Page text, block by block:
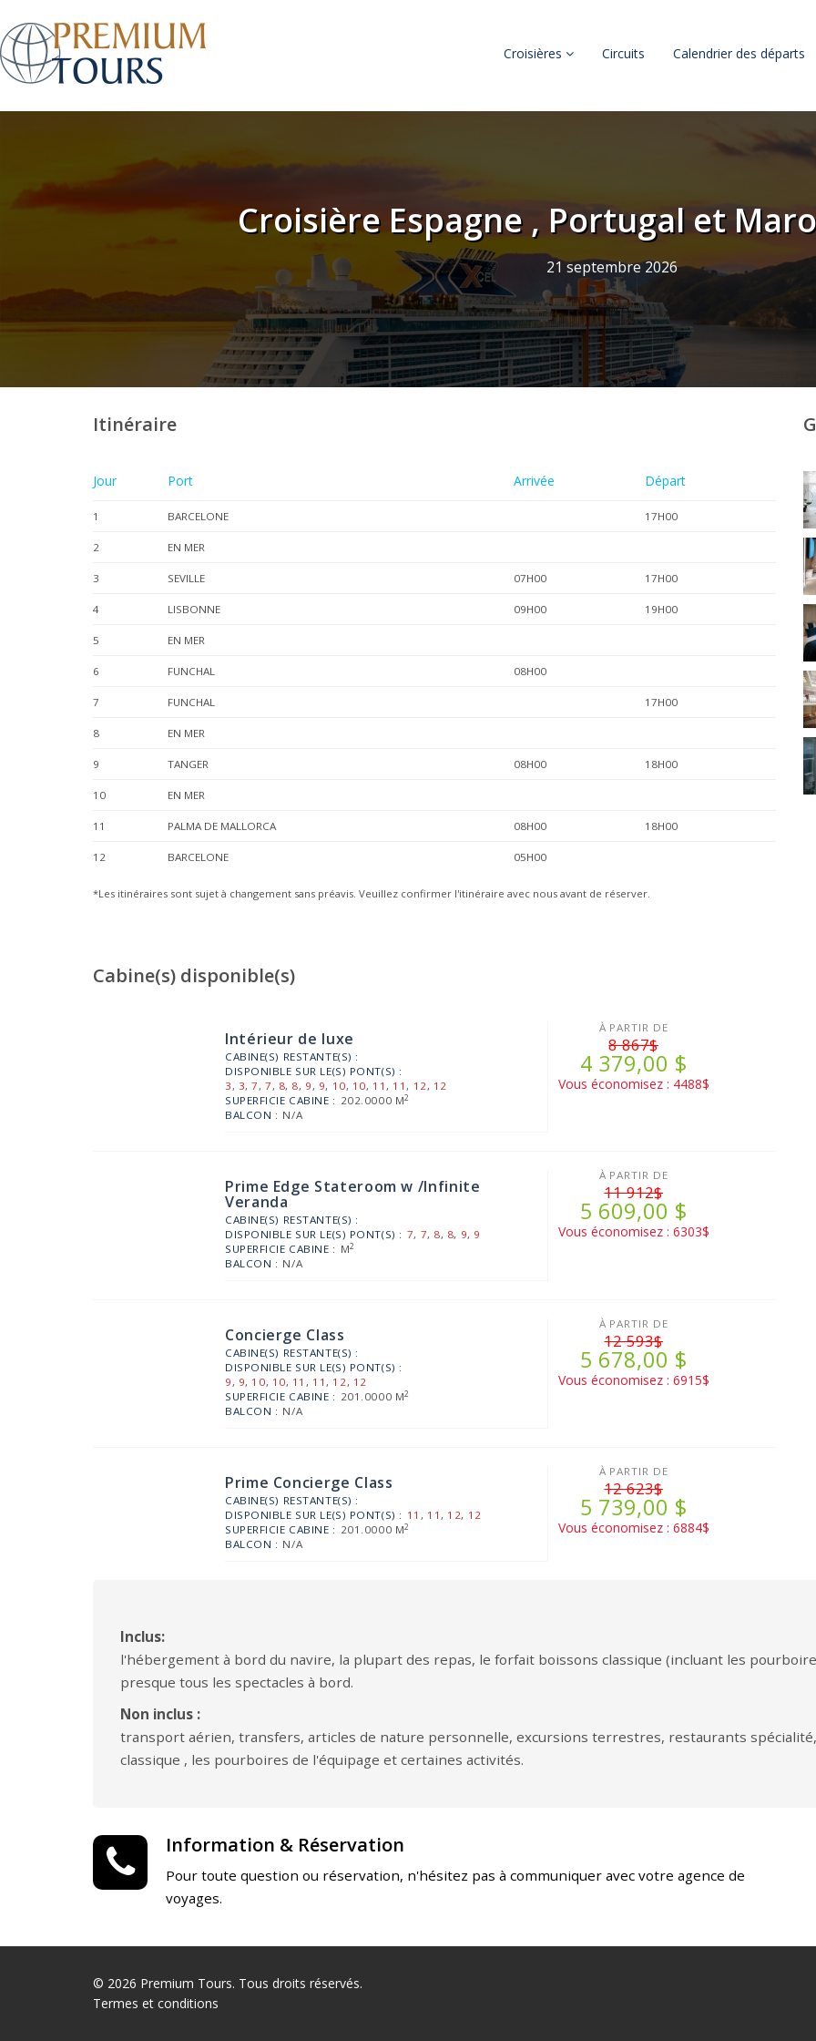
Croisières Circuits Calendrier des départs
Croisière Espagne , Portugal et
21 septembre 2026
Itinéraire
Jour Port Arrivée Départ
1 BARCELONE 17H00
2 EN MER
3 SEVILLE 07H00 17H00
4 LISBONNE 09H00 19H00
5 EN MER
6 FUNCHAL 08H00
7 FUNCHAL 17H00
8 EN MER
9 TANGER 08H00 18H00
10 EN MER
11 PALMA DE MALLORCA 08H00 18H00
12 BARCELONE 05H00
*Les itinéraires sont sujet à changement sans préavis. Veuillez confirmer l'itinéraire avec nous avant de réserver.
Cabine(s) disponible(s)
Intérieur de luxe
CABINE(S) RESTANTE(S) :
DISPONIBLE SUR LE(S) PONT(S) :
3, 3,7,7, 8, 8, 9, 9, 10, 10, 11, 11, 12, 12
SUPERFICIE CABINE : 202.0000 M2
BALCON : N/A
À PARTIR DE
8 867$
4 379,00 $
Vous économisez : 4488$
Prime Edge Stateroom w /Infinite
Veranda
CABINE(S) RESTANTE(S) :
DISPONIBLE SUR LE(S) PONT(S) : 7, 7, 8, 8, 9, 9
SUPERFICIE CABINE : M2
BALCON : N/A
À PARTIR DE
11 912$
5 609,00 $
Vous économisez : 6303$
Concierge Class
CABINE(S) RESTANTE(S) :
DISPONIBLE SUR LE(S) PONT(S) :
9, 9, 10, 10, 11 , 11, 12, 12
SUPERFICIE CABINE : 201.0000 M2
BALCON : N/A
À PARTIR DE
12 593$
5 678,00 $
Vous économisez : 6915$
Prime Concierge Class
CABINE(S) RESTANTE(S) :
DISPONIBLE SUR LE(S) PONT(S) : 11 , 11, 12, 12
SUPERFICIE CABINE : 201.0000 M2
BALCON : N/A
À PARTIR DE
12 623$
5 739,00 $
Vous économisez : 6884$
Inclus:
l'hébergement à bord du navire, la plupart des repas, le forfait boissons classique (incluant les
presque tous les spectacles à bord.
Non inclus :
transport aérien, transfers, articles de nature personnelle, excursions terrestres, restaurants
classique , les pourboires de l'équipage et certaines activités.
Information & Réservation
Pour toute question ou réservation, n'hésitez pas à communiquer avec votre agence de
voyages.
© 2026 Premium Tours. Tous droits réservés.
Termes et conditions